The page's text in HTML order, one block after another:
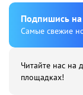
Подпишиcь
Cамые свежие
Читайте нас на
площадках!